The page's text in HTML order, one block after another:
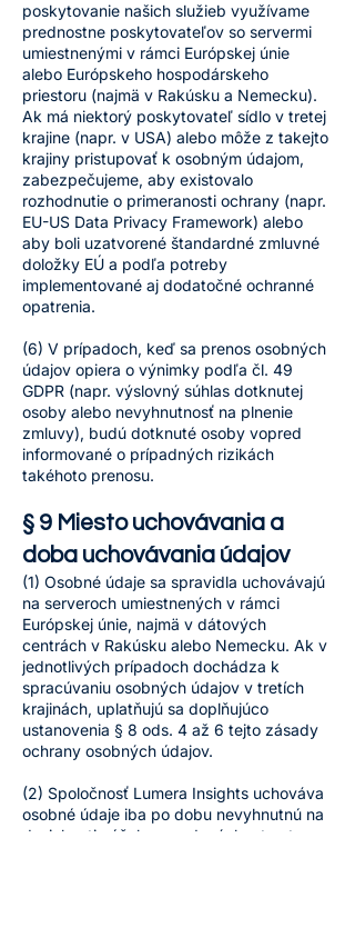
poskytovanie našich služieb využívame
prednostne poskytovateľov so servermi
umiestnenými v rámci Európskej únie
alebo Európskeho hospodárskeho
priestoru (najmä v Rakúsku a Nemecku).
Ak má niektorý poskytovateľ sídlo v tretej
krajine (napr. v USA) alebo môže z takejto
krajiny pristupovať k osobným údajom,
zabezpečujeme, aby existovalo
rozhodnutie o primeranosti ochrany (napr.
EU-US Data Privacy Framework) alebo
aby boli uzatvorené štandardné zmluvné
doložky EÚ a podľa potreby
implementované aj dodatočné ochranné
opatrenia.
(6) V prípadoch, keď sa prenos osobných
údajov opiera o výnimky podľa čl. 49
GDPR (napr. výslovný súhlas dotknutej
osoby alebo nevyhnutnosť na plnenie
zmluvy), budú dotknuté osoby vopred
informované o prípadných rizikách
takéhoto prenosu.
§ 9 Miesto uchovávania a
doba uchovávania údajov
(1) Osobné údaje sa spravidla uchovávajú
na serveroch umiestnených v rámci
Európskej únie, najmä v dátových
centrách v Rakúsku alebo Nemecku. Ak v
jednotlivých prípadoch dochádza k
spracúvaniu osobných údajov v tretích
krajinách, uplatňujú sa doplňujúco
ustanovenia § 8 ods. 4 až 6 tejto zásady
ochrany osobných údajov.
(2) Spoločnosť Lumera Insights uchováva
osobné údaje iba po dobu nevyhnutnú na
dosiahnutie účelov uvedených v tomto